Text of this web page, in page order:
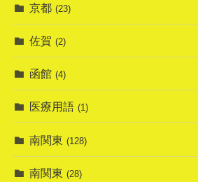
京都 (23)
佐賀 (2)
函館 (4)
医療用語 (1)
南関東 (128)
南関東 (28)